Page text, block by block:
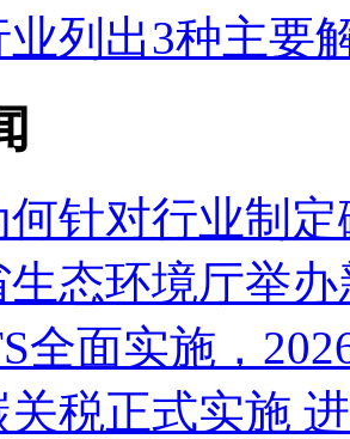
列出3种主要
何针对行业制
生态环境厅举
全面实施，
关税正式实施